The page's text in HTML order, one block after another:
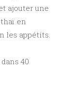
ajouter une
en
les appétits.
40